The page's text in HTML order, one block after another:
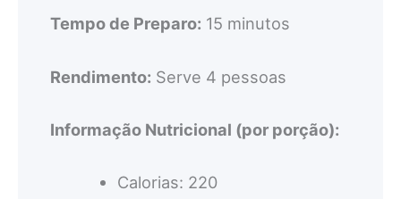
Tempo de Preparo: 15 minutos
Rendimento: Serve 4 pessoas
Informação Nutricional (por porção):
Calorias: 220